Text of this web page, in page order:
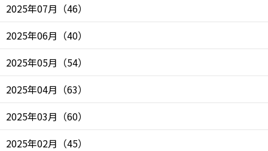
2025年07月 （46）
2025年06月 （40）
2025年05月 （54）
2025年04月 （63）
2025年03月 （60）
2025年02月 （45）